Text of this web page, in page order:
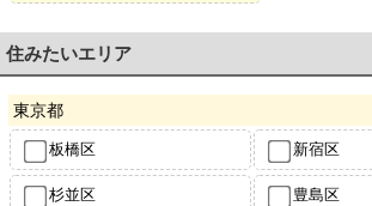
住みたいエリア
東京都
板橋区 新宿区
杉並区 豊島区